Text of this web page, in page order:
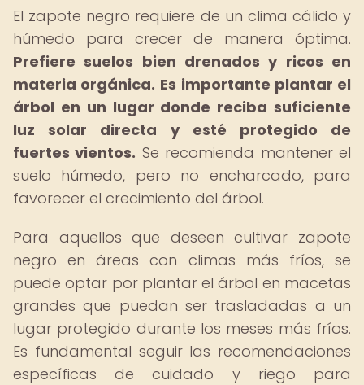
El zapote negro requiere de un clima cálido y
húmedo para crecer de manera óptima.
Prefiere suelos bien drenados y ricos en
materia orgánica. Es importante plantar el
árbol en un lugar donde reciba suficiente
luz solar directa y esté protegido de
fuertes vientos. Se recomienda mantener el
suelo húmedo, pero no encharcado, para
favorecer el crecimiento del árbol.
Para aquellos que deseen cultivar zapote
negro en áreas con climas más fríos, se
puede optar por plantar el árbol en macetas
grandes que puedan ser trasladadas a un
lugar protegido durante los meses más fríos.
Es fundamental seguir las recomendaciones
específicas de cuidado y riego para